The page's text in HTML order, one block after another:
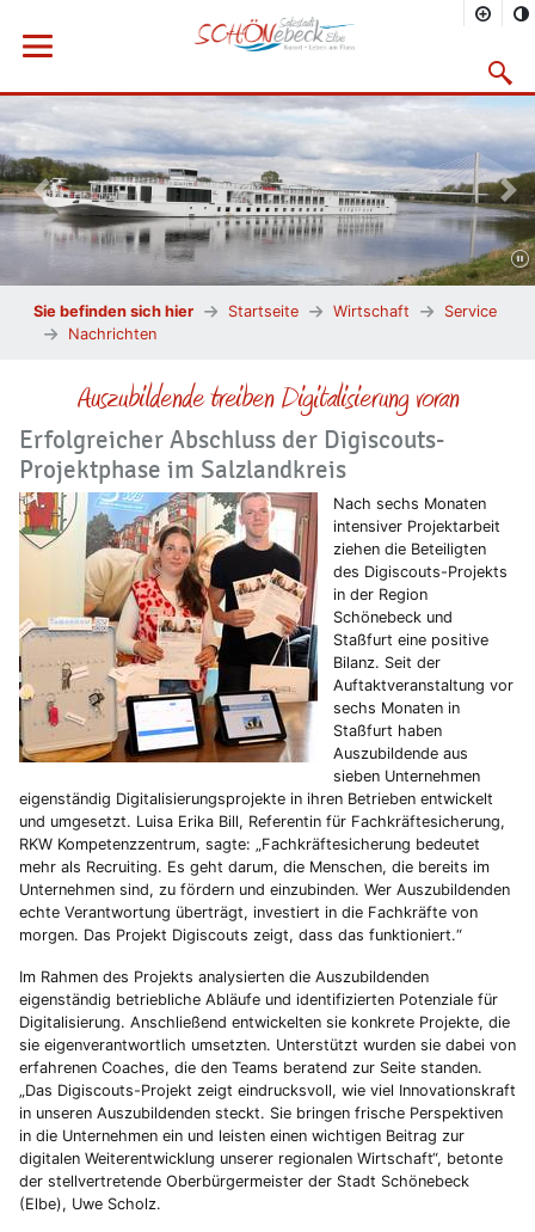
Menü öffnen
Vorheriges Bild
Sie befinden sich hier Startseite Wirtschaft
Service
Nachrichten
Auszubildende treiben Digitalisierung voran
Erfolgreicher Abschluss der Digiscouts-
Projektphase im Salzlandkreis
Nach sechs Monaten
intensiver Projektarbeit
ziehen die Beteiligten
des Digiscouts-Projekts
in der Region
Schönebeck und
Staßfurt eine positive
Bilanz. Seit der
Auftaktveranstaltung vor
sechs Monaten in
Staßfurt haben
Auszubildende aus
sieben Unternehmen
eigenständig Digitalisierungsprojekte in ihren Betrieben entwickelt
und umgesetzt. Luisa Erika Bill, Referentin für Fachkräftesicherung,
RKW Kompetenzzentrum, sagte: „Fachkräftesicherung bedeutet
mehr als Recruiting. Es geht darum, die Menschen, die bereits im
Unternehmen sind, zu fördern und einzubinden. Wer Auszubildenden
echte Verantwortung überträgt, investiert in die Fachkräfte von
morgen. Das Projekt Digiscouts zeigt, dass das funktioniert.“
Im Rahmen des Projekts analysierten die Auszubildenden
eigenständig betriebliche Abläufe und identifizierten Potenziale für
Digitalisierung. Anschließend entwickelten sie konkrete Projekte, die
sie eigenverantwortlich umsetzten. Unterstützt wurden sie dabei von
erfahrenen Coaches, die den Teams beratend zur Seite standen.
„Das Digiscouts-Projekt zeigt eindrucksvoll, wie viel Innovationskraft
in unseren Auszubildenden steckt. Sie bringen frische Perspektiven
in die Unternehmen ein und leisten einen wichtigen Beitrag zur
digitalen Weiterentwicklung unserer regionalen Wirtschaft“, betonte
der stellvertretende Oberbürgermeister der Stadt Schönebeck
(Elbe), Uwe Scholz.